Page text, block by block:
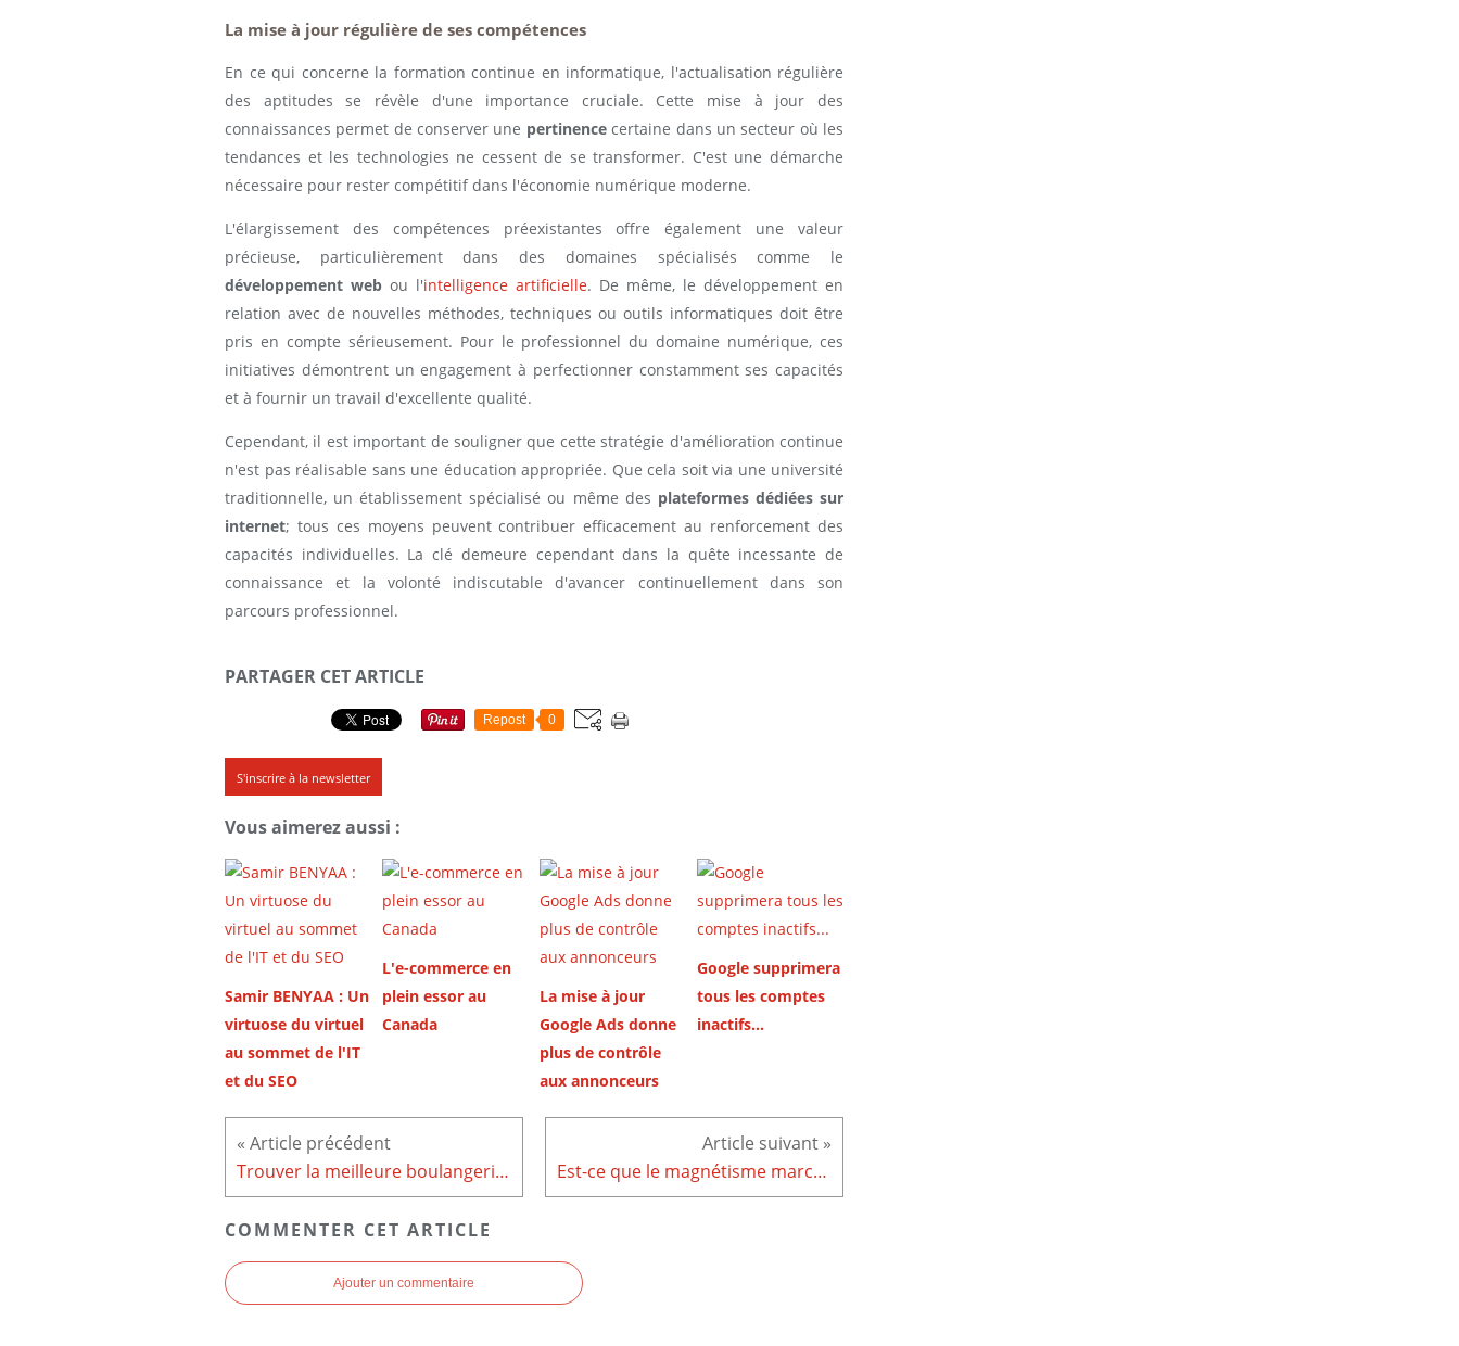
La mise à jour régulière de ses compétences
En ce qui concerne la formation continue en informatique, l'actualisation régulière
des aptitudes se révèle d'une importance cruciale. Cette mise à jour des
connaissances permet de conserver une pertinencecertaine dans un secteur où les
tendances et les technologies ne cessent de se transformer. C'est une démarche
nécessaire pour rester compétitif dans l'économie numérique moderne.
L'élargissement des compétences préexistantes offre également une valeur
précieuse, particulièrement dans des domaines spécialisés comme le
développement web ou l'intelligence artificielle. De même, le développement en
relation avec de nouvelles méthodes, techniques ou outils informatiques doit être
pris en compte sérieusement. Pour le professionnel du domaine numérique, ces
initiatives démontrent un engagement à perfectionner constamment ses capacités
et à fournir un travail d'excellente qualité.
Cependant, il est important de souligner que cette stratégie d'amélioration continue
n'est pas réalisable sans une éducation appropriée. Que cela soit via une université
traditionnelle, un établissement spécialisé ou même des plateformes dédiées sur
internet; tous ces moyens peuvent contribuer efficacement au renforcement des
capacités individuelles. La clé demeure cependant dans la quête incessante de
connaissance et la volonté indiscutable d'avancer continuellement dans son
parcours professionnel.
PARTAGER CET ARTICLE
Repost 0
S'inscrire à la newsletter
Vous aimerez aussi :
Samir BENYAA : Un
virtuose du virtuel
au sommet de l'IT
et du SEO
L'e-commerce en
plein essor au
Canada
La mise à jour
Google Ads donne
plus de contrôle
aux annonceurs
Google supprimera
tous les comptes
inactifs...
Trouver la meilleure boulangerie à Moncton Est-ce que le magnétisme marche vraiment ? Une question légitime à explorer en toute honnêteté
COMMENTER CET ARTICLE
Ajouter un commentaire